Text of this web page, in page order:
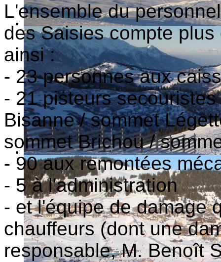
L'ensemble du
des Saisies compte
ainsi :
- 23 personnes aux
- 21 pisteurs
Bisanne / sommet
sommet Brichou /
- 90 aux remontées
- 5 à l'administration
- et l'équipe de damage
chauffeurs (dont une
responsable, M. Benoît